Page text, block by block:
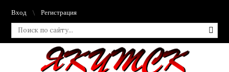
Вход Регистрация